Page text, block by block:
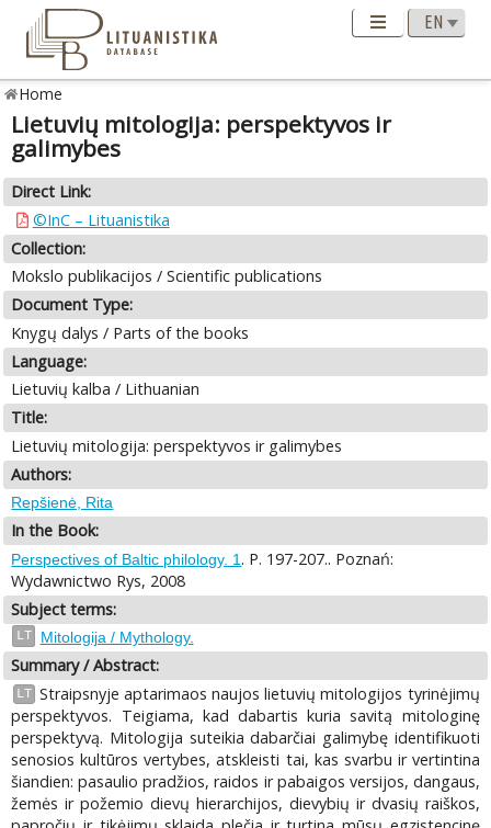
Home
Lietuvių mitologija: perspektyvos ir
galimybes
Direct Link:
©InC – Lituanistika
Collection:
Mokslo publikacijos / Scientific publications
Document Type:
Knygų dalys / Parts of the books
Language:
Lietuvių kalba / Lithuanian
Title:
Lietuvių mitologija: perspektyvos ir galimybes
Authors:
Repšienė, Rita
In the Book:
Perspectives of Baltic philology. 1 . P. 197-207.. Poznań:
Wydawnictwo Rys, 2008
Subject terms:
LT Mitologija / Mythology.
Summary / Abstract:
LT Straipsnyje aptarimaos naujos lietuvių mitologijos tyrinėjimų
perspektyvos. Teigiama, kad dabartis kuria savitą mitologinę
perspektyvą. Mitologija suteikia dabarčiai galimybę identifikuoti
senosios kultūros vertybes, atskleisti tai, kas svarbu ir vertintina
šiandien: pasaulio pradžios, raidos ir pabaigos versijos, dangaus,
žemės ir požemio dievų hierarchijos, dievybių ir dvasių raiškos,